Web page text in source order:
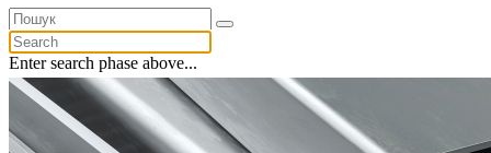
Enter search phase above...